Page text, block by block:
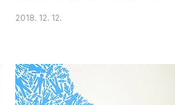
나누는 밤은 브라보 아듬 앙상블 오케스트라
공연으로 문을 열었으며, 감사기관(어린이재
2018. 12. 12.